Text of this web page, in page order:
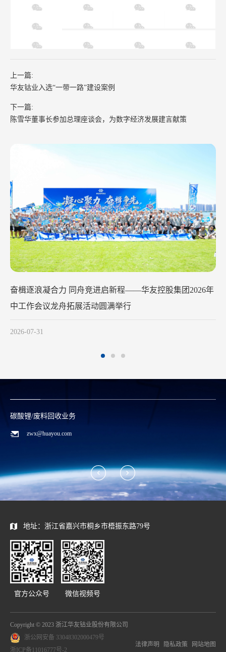
华友钴业2026年中工作会议在苏州召开
上一篇:
华友钴业入选“一带一路”建设案例
下一篇:
陈雪华董事长参加总理座谈会，为数字经济发展建言献策
碳酸锂/废料回收业务
zwx@huayou.com
地址：浙江省嘉兴市桐乡市梧振东路79号
官方公众号 微信视频号
Copyright © 2023 浙江华友钴业股份有限公司
浙公网安备 33048302000479号
浙ICP备11016777号-2
法律声明 隐私政策 网站地图